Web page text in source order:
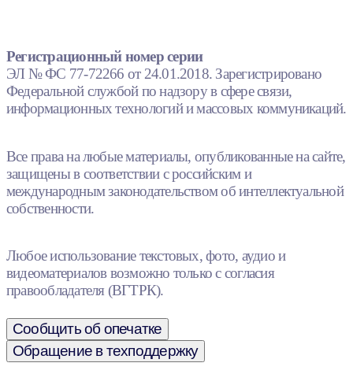
Регистрационный номер серии
ЭЛ № ФС 77-72266 от 24.01.2018. Зарегистрировано
Федеральной службой по надзору в сфере связи,
информационных технологий и массовых коммуникаций.
Все права на любые материалы, опубликованные на сайте,
защищены в соответствии с российским и
международным законодательством об интеллектуальной
собственности.
Любое использование текстовых, фото, аудио и
видеоматериалов возможно только с согласия
правообладателя (ВГТРК).
Сообщить об опечатке
Обращение в техподдержку